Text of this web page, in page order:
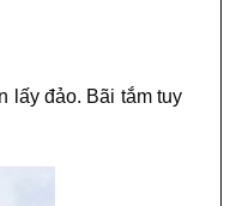
lấy đảo. Bãi tắm tuy